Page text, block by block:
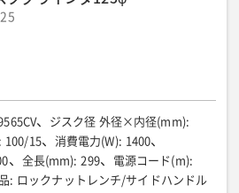
ジスク径 外径×内径(mm):
100/15 消費電力(W): 1400
全長(mm): 299 電源コード(m):
: ロックナットレンチ/サイドハンドル